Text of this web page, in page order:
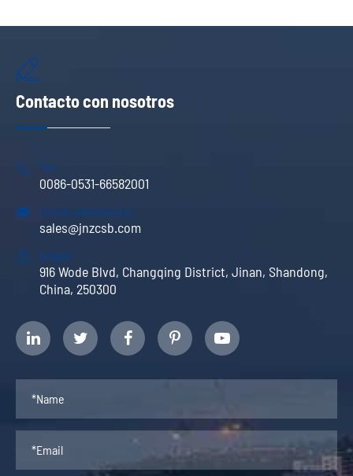

Contacto con nosotros
 Tel:
0086-0531-66582001
 Correo electrónico:
sales@jnzcsb.com
 Añadir:
916 Wode Blvd, Changqing District, Jinan, Shandong,
China, 250300